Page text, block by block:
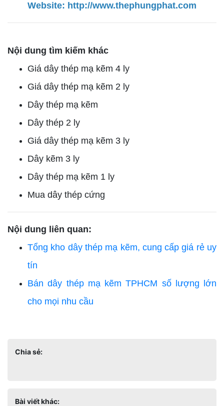
Website: http://www.thephungphat.com
Nội dung tìm kiếm khác
Giá dây thép mạ kẽm 4 ly
Giá dây thép mạ kẽm 2 ly
Dây thép mạ kẽm
Dây thép 2 ly
Giá dây thép mạ kẽm 3 ly
Dây kẽm 3 ly
Dây thép mạ kẽm 1 ly
Mua dây thép cứng
Nội dung liên quan:
Tổng kho dây thép mạ kẽm, cung cấp giá rẻ uy
tín
Bán dây thép mạ kẽm TPHCM số lượng lớn
cho mọi nhu cầu
Chia sẻ:
Bài viết khác: